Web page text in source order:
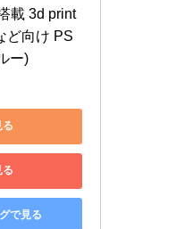
載 3d print
ど向け PS
ー)
る
で見る